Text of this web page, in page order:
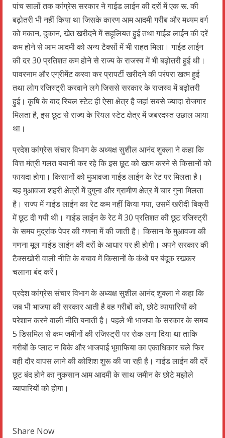
पांच सालों तक कांग्रेस सरकार ने गाईड लाईन की दरों में एक रू. की
बढ़ोतरी भी नहीं किया था जिसके कारण आम आदमी गरीब और मध्यम वर्ग
को मकान, दुकान, खेत खरीदने में सहूलियत हुई तथा गाईड लाईन की दरें
कम होने से आम आदमी को अन्य टैक्सों में भी राहत मिला। गाईड लाईन
की दर 30 प्रतिशत कम होने से राज्य के राजस्व में भी बढ़ोतरी हुई थी।
पावरनाम और एग्रीमेंट करवा कर प्रापर्टी खरीदने की परंपरा खत्म हुई
तथा लोग रजिस्ट्री करवाने लगे जिससे सरकार के राजस्व में बढ़ोतरी
हुई। कृषि के बाद रियल स्टेट ही ऐसा क्षेत्र है जहां सबसे ज्यादा रोजगार
मिलता है, इस छूट से राज्य के रियल स्टेट क्षेत्र में जबरदस्त उछाल आया
था।
प्रदेश कांग्रेस संचार विभाग के अध्यक्ष सुशील आनंद शुक्ला ने कहा कि
वित्त मंत्री गलत बयानी कर रहे कि इस छूट को खत्म करने से किसानों को
फायदा होगा। किसानों को मुआवजा गाईड लाईन के रेट पर मिलता है।
यह मुआवजा शहरी क्षेत्रों में दुगुना और ग्रामीण क्षेत्र में चार गुना मिलता
है। राज्य में गाईड लाईन का रेट कम नहीं किया गया, उसमें खरीदी बिक्री
में छूट दी गयी थी। गाईड लाईन के रेट में 30 प्रतिशत की छूट रजिस्ट्री
के समय मुद्रांक पेपर की गणना में की जाती है। किसान के मुआवजा की
गणना मूल गाईड लाईन की दरों के आधार पर ही होगी। अपने सरकार की
टैक्सखोरी वाली नीति के बचाव में किसानों के कंधों पर बंदूक रखकर
चलाना बंद करें।
प्रदेश कांग्रेस संचार विभाग के अध्यक्ष सुशील आनंद शुक्ला ने कहा कि
जब भी भाजपा की सरकार आती है वह गरीबों को, छोटे व्यापारियों को
परेशान करने वाली नीति बनाती है। पहले भी भाजपा के सरकार के समय
5 डिसमिल से कम जमीनों की रजिस्ट्री पर रोक लगा दिया था ताकि
गरीबों के प्लाट न बिके और भाजपाई भूमाफिया का एकाधिकार चले फिर
वही दौर वापस लाने की कोशिश शुरू की जा रही है। गाईड लाईन की दरें
छूट बंद होने का नुकसान आम आदमी के साथ जमीन के छोटे मझोले
व्यापारियों को होगा।
Share Now